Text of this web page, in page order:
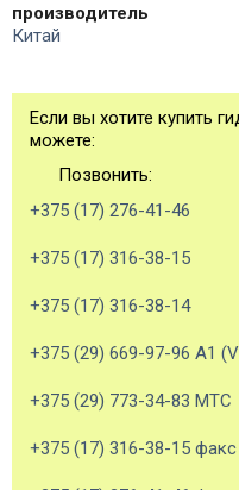
производитель
Китай
Если вы хотите купить
можете:
Позвонить:
+375 (17) 276-41-46
+375 (17) 316-38-15
+375 (17) 316-38-14
+375 (29) 669-97-96 А1
+375 (29) 773-34-83 МТС
+375 (17) 316-38-15 факс